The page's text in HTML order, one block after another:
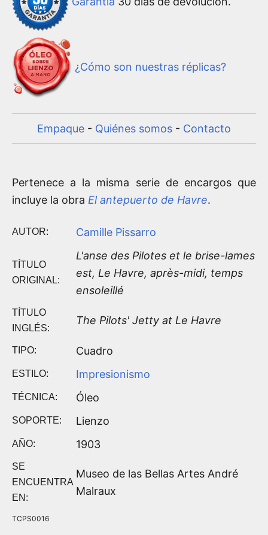
¿Cómo son nuestras réplicas?
Empaque - Quiénes somos - Contacto
Pertenece a la misma serie de encargos que
incluye la obra El antepuerto de Havre.
AUTOR: Camille Pissarro
TÍTULO
ORIGINAL:
L'anse des Pilotes et le brise-lames
est, Le Havre, après-midi, temps
ensoleillé
TÍTULO
INGLÉS:
The Pilots' Jetty at Le Havre
TIPO: Cuadro
ESTILO: Impresionismo
TÉCNICA: Óleo
SOPORTE: Lienzo
AÑO: 1903
SE
ENCUENTRA
EN:
Museo de las Bellas Artes André
Malraux
TCPS0016